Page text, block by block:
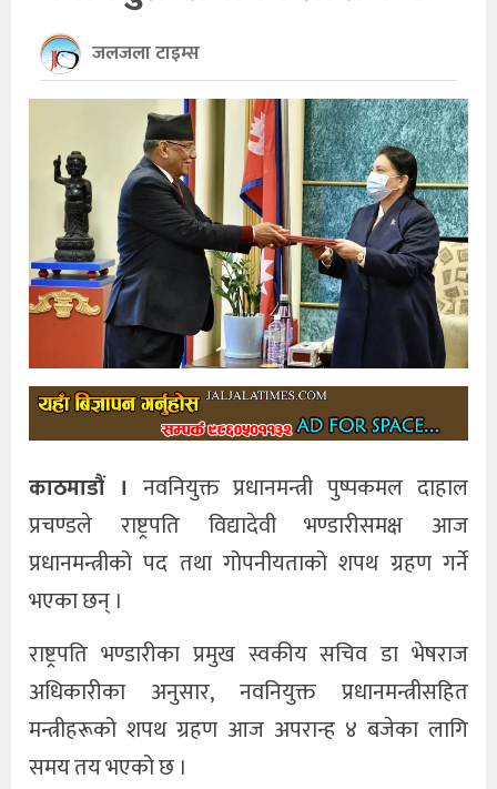
खेलकुद
अन्तर्राष्ट्रिय
जलजला टाइम्स
काठमाडौं । नवनियुक्त प्रधानमन्त्री पुष्पकमल दाहाल
प्रचण्डले राष्ट्रपति विद्यादेवी भण्डारीसमक्ष आज
प्रधानमन्त्रीको पद तथा गोपनीयताको शपथ ग्रहण गर्ने
भएका छन् ।
राष्ट्रपति भण्डारीका प्रमुख स्वकीय सचिव डा भेषराज
अधिकारीका अनुसार, नवनियुक्त प्रधानमन्त्रीसहित
मन्त्रीहरूको शपथ ग्रहण आज अपरान्ह ४ बजेका लागि
समय तय भएको छ ।